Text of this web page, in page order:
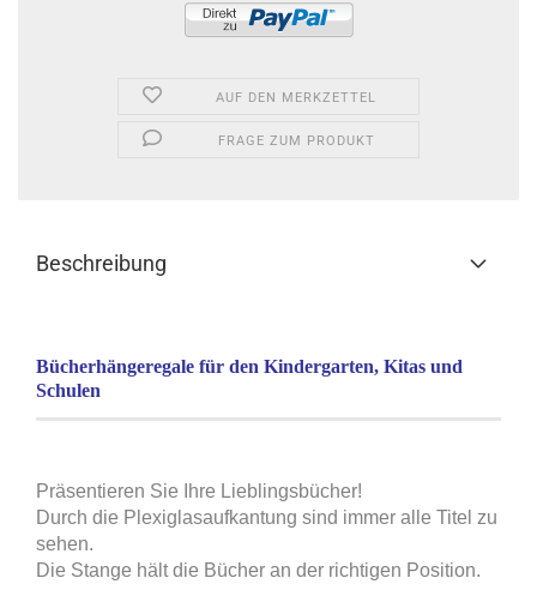
AUF DEN MERKZETTEL
FRAGE ZUM PRODUKT
Beschreibung
Bücherhängeregale für den Kindergarten, Kitas und
Schulen
Präsentieren Sie Ihre Lieblingsbücher!
Durch die Plexiglasaufkantung sind immer alle Titel zu
sehen.
Die Stange hält die Bücher an der richtigen Position.